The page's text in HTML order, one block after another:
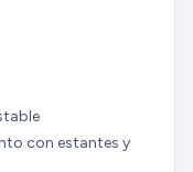
con estantes y